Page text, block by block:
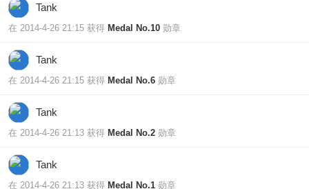
Tank
在 2014-4-26 21:15 获得 Medal No.10 勋章
Tank
在 2014-4-26 21:15 获得 Medal No.6 勋章
Tank
在 2014-4-26 21:13 获得 Medal No.2 勋章
Tank
在 2014-4-26 21:13 获得 Medal No.1 勋章